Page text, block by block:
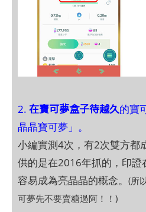
2. 在寶可夢盒子待越久的寶
晶晶寶可夢」。
小編實測4次，有2次雙方都
供的是在2016年抓的，印證
容易成為亮晶晶的概念。 (所
可夢先不要賣糖過阿！！)